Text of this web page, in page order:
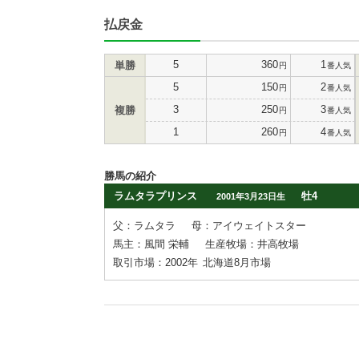
払戻金
単勝 5 360円 1 番人気
複勝
5 150円 2番人気
3 250円 3番人気
1 260円 4番人気
勝馬の紹介
ラムタラプリンス
2001年3月23日生 牡4
父：ラムタラ
母：アイウェイトスター
馬主：風間 栄輔
生産牧場：井高牧場
取引市場：2002年 北海道8月市場